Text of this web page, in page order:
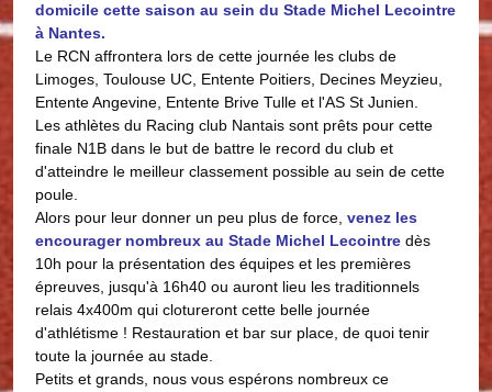
domicile cette saison au sein du Stade Michel Lecointre
à Nantes.
Le RCN affrontera lors de cette journée les clubs de
Limoges, Toulouse UC, Entente Poitiers, Decines Meyzieu,
Entente Angevine, Entente Brive Tulle et l'AS St Junien.
Les athlètes du Racing club Nantais sont prêts pour cette
finale N1B dans le but de battre le record du club et
d'atteindre le meilleur classement possible au sein de cette
poule.
Alors pour leur donner un peu plus de force, venez les
encourager nombreux au Stade Michel Lecointre dès
10h pour la présentation des équipes et les premières
épreuves, jusqu'à 16h40 ou auront lieu les traditionnels
relais 4x400m qui clotureront cette belle journée
d'athlétisme ! Restauration et bar sur place, de quoi tenir
toute la journée au stade.
Petits et grands, nous vous espérons nombreux ce